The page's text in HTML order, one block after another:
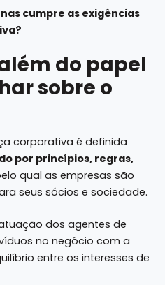
cumpre as exigências
do papel
sobre o
corporativa é definida
por princípios, regras,
qual as empresas são
seus sócios e sociedade.
dos agentes de
no negócio com a
entre os interesses de